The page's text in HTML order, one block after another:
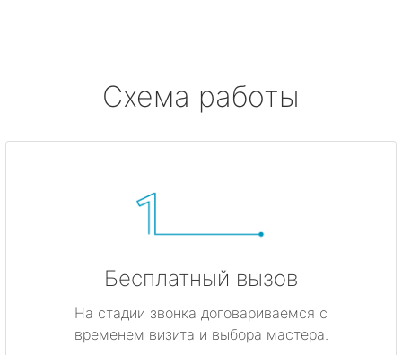
Схема работы
Бесплатный вызов
На стадии звонка договариваемся с
временем визита и выбора мастера.